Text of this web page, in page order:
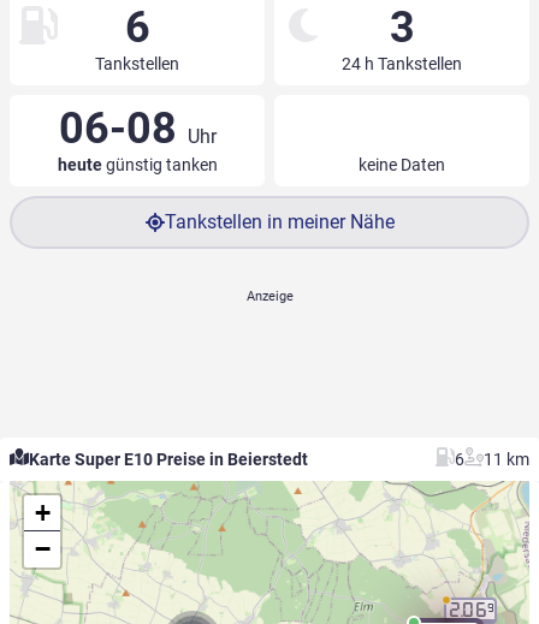
6
Tankstellen
3
24 h Tankstellen
06-08 Uhr
heutegünstig tanken keine Daten
Tankstellen in meiner Nähe
Karte Super E10 Preise in Beierstedt 6 11 km
2.069
+
−